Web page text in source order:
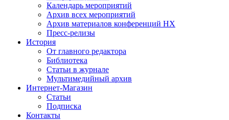
Календарь мероприятий
Архив всех мероприятий
Архив материалов конференций НХ
Пресс-релизы
История
От главного редактора
Библиотека
Статьи в журнале
Мультимедийный архив
Интернет-Магазин
Статьи
Подписка
Контакты